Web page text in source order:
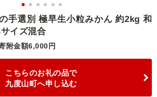
手選別 極早生小粒みかん 約2kg 和
イズ混合
附金額6,000円
こちらのお礼の品で
九度山町へ申し込む